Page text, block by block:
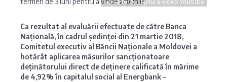
Victoriabank
Ca rezultat al evaluării efectuate de către Banca
Națională, în cadrul ședinței din 21 martie 2018,
Comitetul executiv al Băncii Naționale a Moldovei a
hotărât aplicarea măsurilor sancționatoare
deținătorului direct de deținere calificată în mărime
de 4,92% în capitalul social al Energbank –